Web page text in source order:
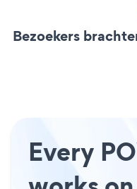
Bezoekers
Every